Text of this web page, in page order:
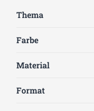
Thema
Farbe
Material
Format